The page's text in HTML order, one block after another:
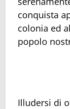
conquista
colonia ed
popolo
Illudersi di